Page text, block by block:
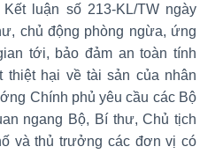
luận số 213-KL/TW ngày
chủ động phòng ngừa, ứng
tới, bảo đảm an toàn tính
thiệt hại về tài sản của nhân
Chính phủ yêu cầu các Bộ
ngang Bộ, Bí thư, Chủ tịch
và thủ trưởng các đơn vị có